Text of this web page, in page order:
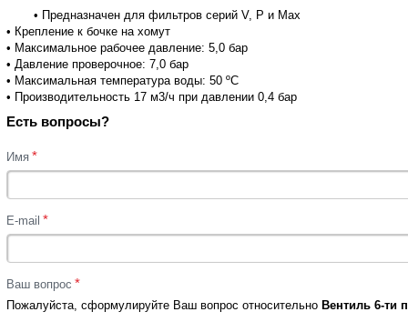
• Предназначен для фильтров серий V, P и Max
• Крепление к бочке на хомут
• Максимальное рабочее давление: 5,0 бар
• Давление проверочное: 7,0 бар
• Максимальная температура воды: 50 ºC
• Производительность 17 м3/ч при давлении 0,4 бар
Есть вопросы?
Имя *
E-mail *
Ваш вопрос *
Пожалуйста, сформулируйте Ваш вопрос относительно Вентиль 6-ти